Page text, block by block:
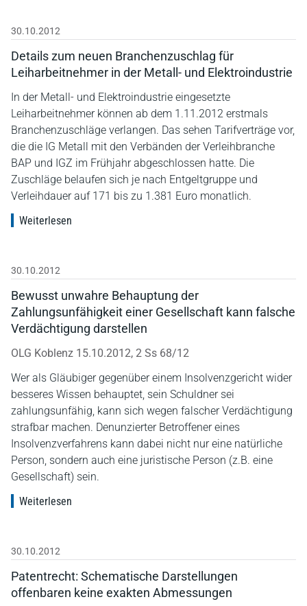
30.10.2012
Details zum neuen Branchenzuschlag für
Leiharbeitnehmer in der Metall- und Elektroindustrie
In der Metall- und Elektroindustrie eingesetzte
Leiharbeitnehmer können ab dem 1.11.2012 erstmals
Branchenzuschläge verlangen. Das sehen Tarifverträge vor,
die die IG Metall mit den Verbänden der Verleihbranche
BAP und IGZ im Frühjahr abgeschlossen hatte. Die
Zuschläge belaufen sich je nach Entgeltgruppe und
Verleihdauer auf 171 bis zu 1.381 Euro monatlich.
Weiterlesen
30.10.2012
Bewusst unwahre Behauptung der
Zahlungsunfähigkeit einer Gesellschaft kann falsche
Verdächtigung darstellen
OLG Koblenz 15.10.2012, 2 Ss 68/12
Wer als Gläubiger gegenüber einem Insolvenzgericht wider
besseres Wissen behauptet, sein Schuldner sei
zahlungsunfähig, kann sich wegen falscher Verdächtigung
strafbar machen. Denunzierter Betroffener eines
Insolvenzverfahrens kann dabei nicht nur eine natürliche
Person, sondern auch eine juristische Person (z.B. eine
Gesellschaft) sein.
Weiterlesen
30.10.2012
Patentrecht: Schematische Darstellungen
offenbaren keine exakten Abmessungen